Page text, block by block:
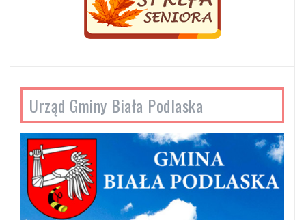
Urząd Gminy Biała Podlaska